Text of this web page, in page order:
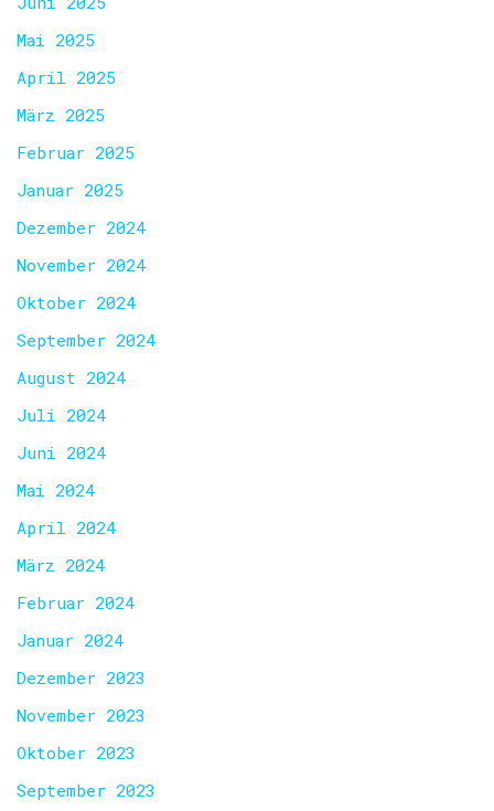
Mai 2025
April 2025
März 2025
Februar 2025
Januar 2025
Dezember 2024
November 2024
Oktober 2024
September 2024
August 2024
Juli 2024
Juni 2024
Mai 2024
April 2024
März 2024
Februar 2024
Januar 2024
Dezember 2023
November 2023
Oktober 2023
September 2023